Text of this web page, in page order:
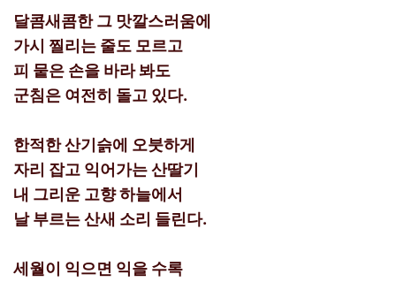
달콤새콤한 그 맛깔스러움에
가시 찔리는 줄도 모르고
피 뭍은 손을 바라 봐도
군침은 여전히 돌고 있다.
한적한 산기슭에 오붓하게
자리 잡고 익어가는 산딸기
내 그리운 고향 하늘에서
날 부르는 산새 소리 들린다.
세월이 익으면 익을 수록